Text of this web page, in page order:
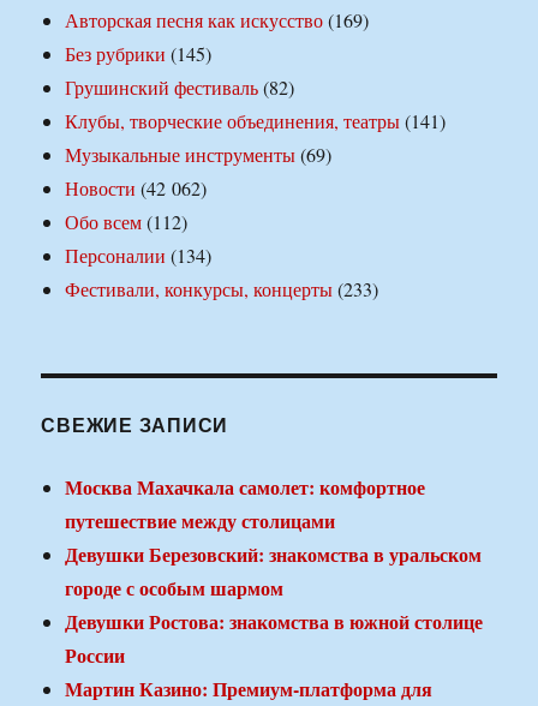
Авторская песня как искусство(169)
Без рубрики (145)
Грушинский фестиваль(82)
Клубы, творческие объединения, театры(141)
Музыкальные инструменты(69)
Новости (42 062)
Обо всем(112)
Персоналии (134)
Фестивали, конкурсы, концерты(233)
СВЕЖИЕ ЗАПИСИ
Москва Махачкала самолет: комфортное
путешествие между столицами
Девушки Березовский: знакомства в уральском
городе с особым шармом
Девушки Ростова: знакомства в южной столице
России
Мартин Казино: Премиум-платформа для